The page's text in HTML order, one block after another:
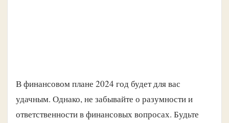
В финансовом плане 2024 год будет для вас
удачным. Однако, не забывайте о разумности и
ответственности в финансовых вопросах. Будьте